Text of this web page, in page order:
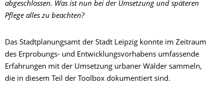
abgeschlossen. Was ist nun bei der Umsetzung und späteren
Pflege alles zu beachten?
Das Stadtplanungsamt der Stadt Leipzig konnte im Zeitraum
des Erprobungs- und Entwicklungsvorhabens umfassende
Erfahrungen mit der Umsetzung urbaner Wälder sammeln,
die in diesem Teil der Toolbox dokumentiert sind.